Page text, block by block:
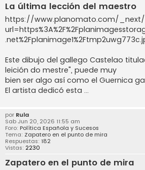
La última lección del maestro
https://www.planomato.com/
Este dibujo del gallego Castelao
leición do mestre", puede muy
bien ser algo así como el Guernica
El artista dedicó esta ...
por Rula
Sab Jun 20, 2026 11:55 am
Foro: Política Española y Sucesos
Tema: Zapatero en el punto de mira
Respuestas: 182
Vistas: 2230
Zapatero en el punto de mira